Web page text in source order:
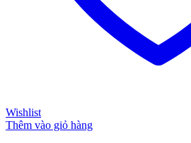
Wishlist
Thêm vào giỏ hàng